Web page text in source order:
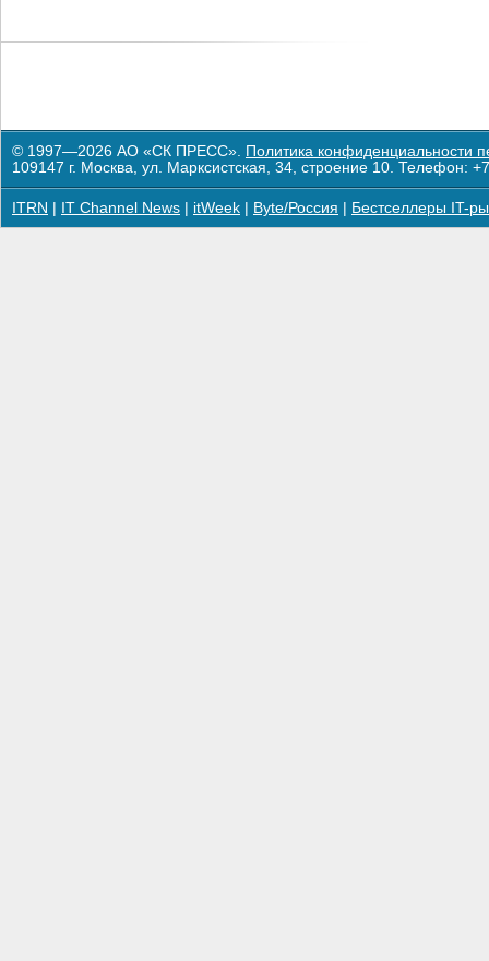
© 1997—2026 АО «СК ПРЕСС». Политика конфиденциальности
109147 г. Москва, ул. Марксистская, 34, строение 10. Телефон:
ITRN IT Channel News itWeek Byte/Россия Бестселлеры IT-